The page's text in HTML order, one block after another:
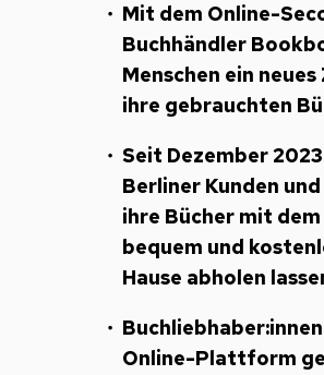
Mit dem Online-
Buchhändler
Menschen ein
ihre gebrauchten
Seit Dezember
Berliner Kunden
ihre Bücher mit
bequem und
Hause abholen
Online-Plattform